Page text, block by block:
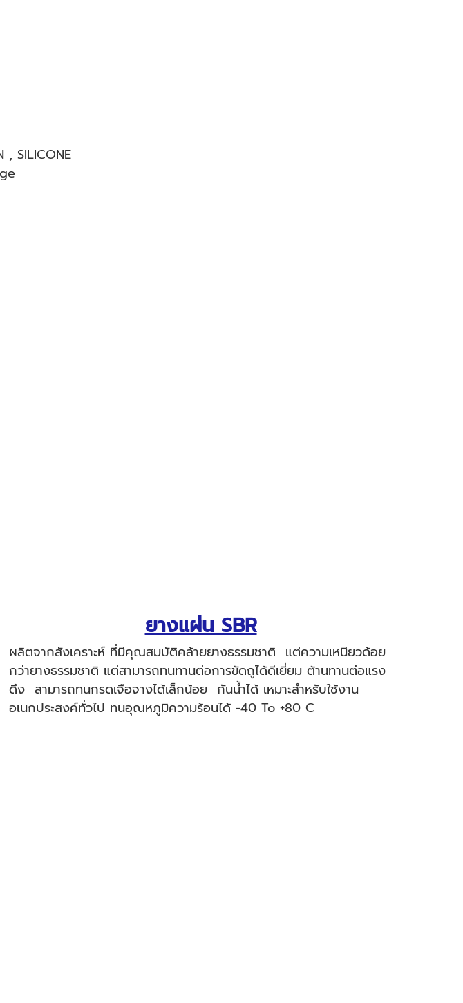
SILICONE
ยางแผ่น SBR
ผลิตจากสังเคราะห์ ที่มีคุณสมบัติคล้ายยางธรรมชาติ แต่ความเหนียวด้อย
กว่ายางธรรมชาติ แต่สามารถทนทานต่อการขัดถูได้ดีเยี่ยม ต้านทานต่อแรง
ดึง สามารถทนกรดเจือจางได้เล็กน้อย กันน้ำได้ เหมาะสำหรับใช้งาน
อเนกประสงค์ทั่วไป ทนอุณหภูมิความร้อนได้ -40 To +80 C